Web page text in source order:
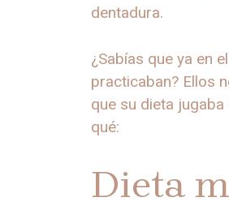
dentadura.
¿Sabías que ya en
practicaban? Ellos
que su dieta
qué:
Dieta